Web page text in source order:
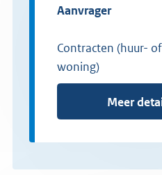
aanvrager
Contracten (huur-
woning)
Meer